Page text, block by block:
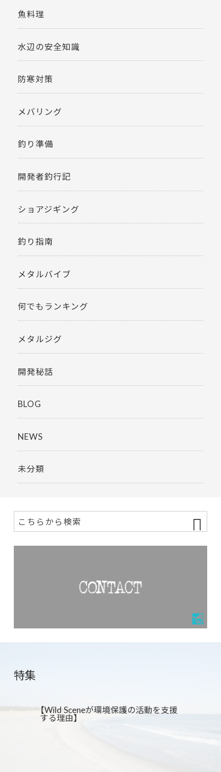
魚料理
水辺の安全知識
防寒対策
メバリング
釣り準備
開発者釣行記
ショアジギング
釣り指南
メタルバイブ
何でもランキング
メタルジグ
開発秘話
BLOG
NEWS
未分類
特集
【Wild Sceneが環境保護の活動を支援
する理由】